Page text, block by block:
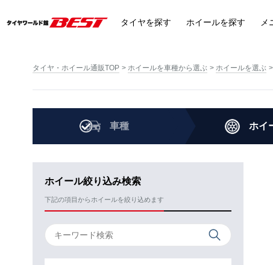
タイヤを探す ホイールを探す メ
タイヤ・ホイール通販TOP ホイールを車種から選ぶ ホイールを選ぶ
車種 ホイ
ホイール絞り込み検索
下記の項目からホイールを絞り込めます